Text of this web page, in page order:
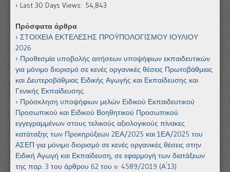
Last 30 Days Views: 54,843
Πρόσφατα άρθρα
ΣΤΟΙΧΕΙΑ ΕΚΤΕΛΕΣΗΣ ΠΡΟΫΠΟΛΟΓΙΣΜΟΥ ΙΟΥΛΙΟΥ
2026
Προθεσμία υποβολής αιτήσεων υποψήφιων εκπαιδευτικών
για μόνιμο διορισμό σε κενές οργανικές θέσεις Πρωτοβάθμιας
και Δευτεροβάθμιας Ειδικής Αγωγής και Εκπαίδευσης και
Γενικής Εκπαίδευσης.
Πρόσκληση υποψήφιων μελών Ειδικού Εκπαιδευτικού
Προσωπικού και Ειδικού Βοηθητικού Προσωπικού
εγγεγραμμένων στους τελικούς αξιολογικούς πίνακες
κατάταξης των Προκηρύξεων 2ΕΑ/2025 και 1ΕΑ/2025 του
ΑΣΕΠ για μόνιμο διορισμό σε κενές οργανικές θέσεις στην
Ειδική Αγωγή και Εκπαίδευση, σε εφαρμογή των διατάξεων
της παρ. 3 του άρθρου 62 του ν. 4589/2019 (Α ́13)